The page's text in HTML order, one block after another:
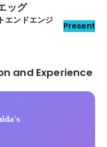
ッグ
エンドエンジ
Present